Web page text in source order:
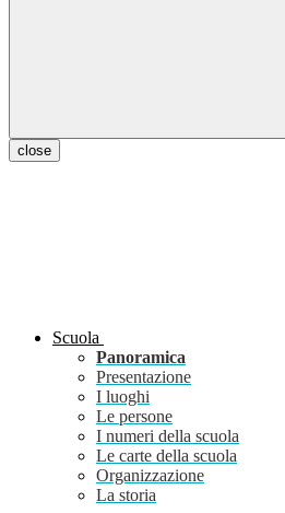
close
Scuola
Panoramica
Presentazione
I luoghi
Le persone
I numeri della scuola
Le carte della scuola
Organizzazione
La storia